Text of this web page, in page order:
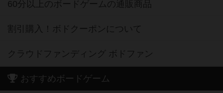
60分以上のボードゲームの通販商品
割引購入！ボドクーポンについて
クラウドファンディング ボドファン
おすすめボードゲーム